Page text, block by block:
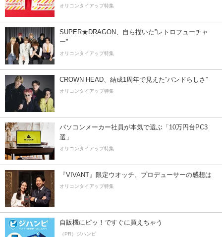
オリコンタイアップ特集
SUPER★DRAGON、自ら描いた”レトロフューチャ
ー”
オリコンタイアップ特集
CROWN HEAD、結成1周年で見えた”バンドらしさ”
オリコンタイアップ特集
パソコンメーカー社員が本気で選ぶ「10万円台PC3
選」
オリコンタイアップ特集
『VIVANT』限定ウオッチ、プロデューサーの感想は
オリコンタイアップ特集
自販機にピッ！ですぐに買えちゃう
（PR）ジハンピ